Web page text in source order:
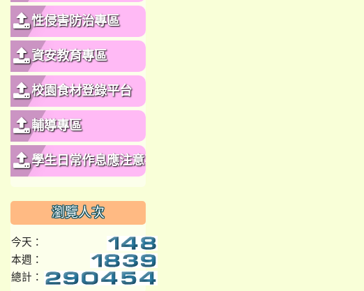
性侵害防治專區
資安教育專區
校園食材登錄平台
輔導專區
學生日常作息應注意事
瀏覽人次
今天：
本週：
總計：